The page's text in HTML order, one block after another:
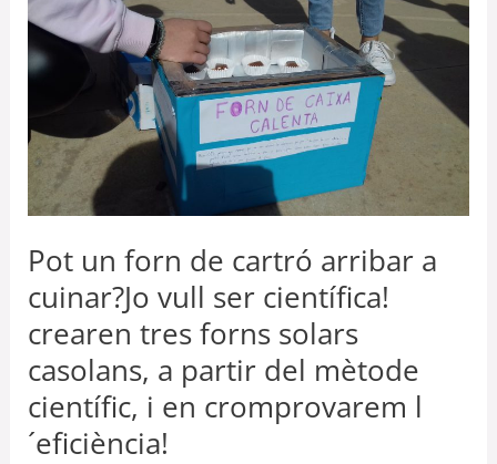
Pot un forn de cartró arribar a
cuinar?Jo vull ser científica!
crearen tres forns solars
casolans, a partir del mètode
científic, i en cromprovarem l
´eficiència!
un
forn
de
arribar
a
cuinar?
vull
ser
científica!
crearen
tres
forns